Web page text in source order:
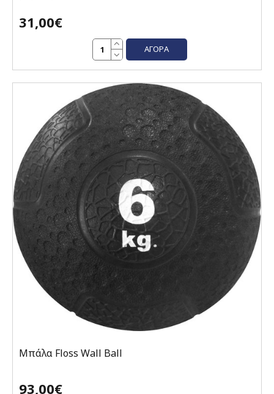
31,00€
ΑΓΟΡΆ
Μπάλα Floss Wall Ball
93,00€